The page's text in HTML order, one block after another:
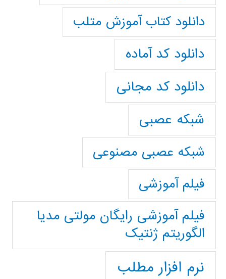
دانلود کتاب آموزش متلب
دانلود کد آماده
دانلود کد مجانی
شبکه عصبی
شبکه عصبی مصنوعی
فیلم آموزشی
فیلم آموزشی رایگان مولتی مدیا
الگوریتم ژنتیک
نرم افزار مطلب